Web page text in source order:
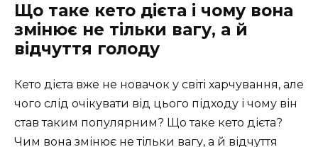
Що таке кето дієта і чому вона
змінює не тільки вагу, а й
відчуття голоду
Кето дієта вже не новачок у світі харчування, але
чого слід очікувати від цього підходу і чому він
став таким популярним? Що таке кето дієта?
Чим вона змінює не тільки вагу, а й відчуття